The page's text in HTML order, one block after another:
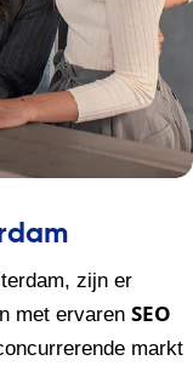
zijn er
met ervaren SEO
markt